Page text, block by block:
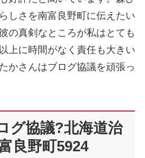
しさを南富良野町に伝えたい
の真剣なところが私はとても
上に時間がなく責任も大きい
かさんはブログ協議を頑張っ
グ協議?北海道治
良野町5924